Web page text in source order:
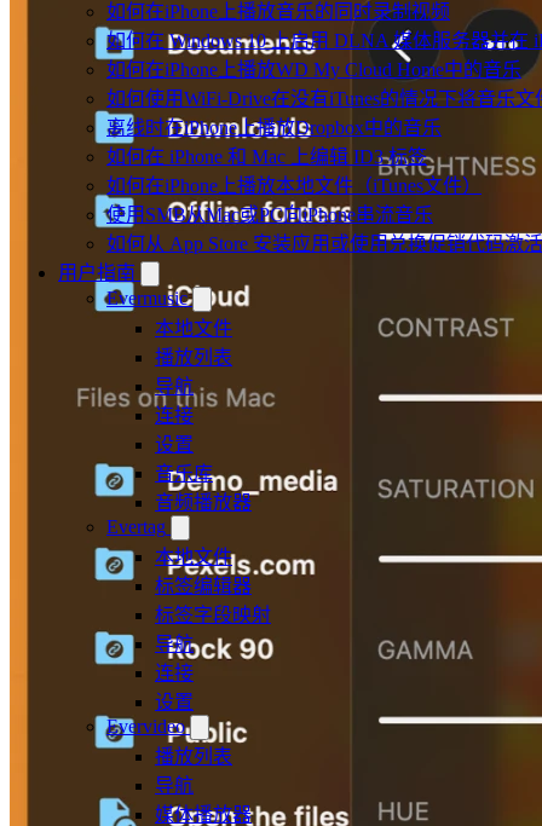
如何在iPhone上播放音乐的同时录制视频
如何在 Windows 10 上启用 DLNA 媒体服务器并在
如何在iPhone上播放WD My Cloud Home中的音乐
如何使用WiFi-Drive在没有iTunes的情况下将音乐文
离线时在iPhone上播放Dropbox中的音乐
如何在 iPhone 和 Mac 上编辑 ID3 标签
如何在iPhone上播放本地文件（iTunes文件）
使用SMB从Mac或PC向iPhone串流音乐
如何从 App Store 安装应用或使用兑换促销代码激
用户指南
Evermusic
本地文件
播放列表
导航
连接
设置
音乐库
音频播放器
Evertag
本地文件
标签编辑器
标签字段映射
导航
连接
设置
Evervideo
播放列表
导航
媒体播放器